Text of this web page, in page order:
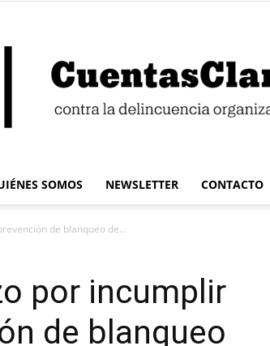
SOMOS NEWSLETTER CONTACTO
de blanqueo de...
por incumplir
de blanqueo